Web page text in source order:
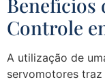
Benefícios
Controle
A utilização de
servomotores